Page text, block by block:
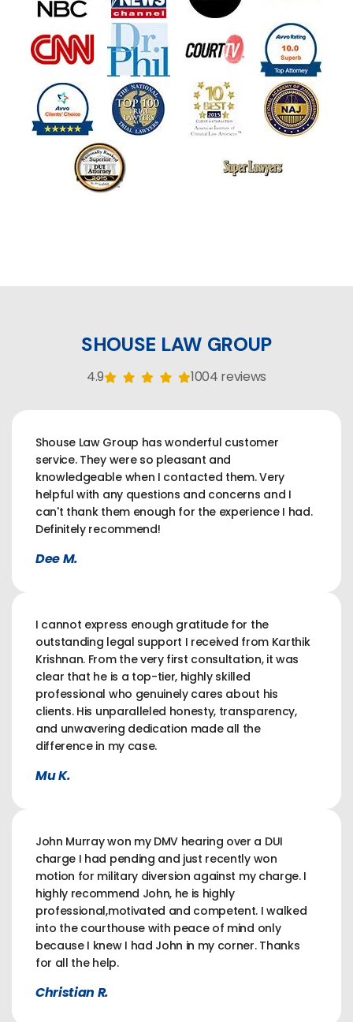
SHOUSE LAW GROUP
4.9 1004 reviews
Shouse Law Group has wonderful customer
service. They were so pleasant and
knowledgeable when I contacted them. Very
helpful with any questions and concerns and I
can't thank them enough for the experience I had.
Definitely recommend!
Dee M.
I cannot express enough gratitude for the
outstanding legal support I received from Karthik
Krishnan. From the very first consultation, it was
clear that he is a top-tier, highly skilled
professional who genuinely cares about his
clients. His unparalleled honesty, transparency,
and unwavering dedication made all the
difference in my case.
Mu K.
John Murray won my DMV hearing over a DUI
charge I had pending and just recently won
motion for military diversion against my charge. I
highly recommend John, he is highly
professional,motivated and competent. I walked
into the courthouse with peace of mind only
because I knew I had John in my corner. Thanks
for all the help.
Christian R.